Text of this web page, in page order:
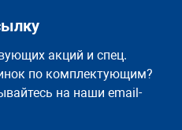
акций и спец.
по комплектующим?
на наши email-